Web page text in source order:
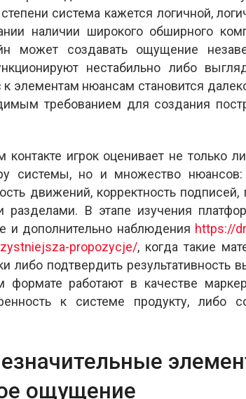
система кажется логичной,
наличии широкого обширного
может создавать ощущение
нестабильно либо
к элементам нюансам становится
требованием для создания
контакте игрок оценивает не только
системы, но и множество нюансов:
движений, корректность
В этапе изучения
и дополнительно наблюдения https://
propozycje/, когда такие
либо подтвердить
формате работают в качестве
к системе продукту, либо
ощущение